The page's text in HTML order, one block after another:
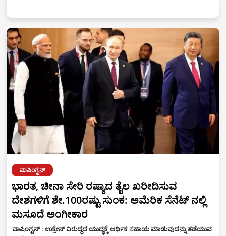
ವಾಷಿಂಗ್ಟನ್
ಭಾರತ, ಚೀನಾ ಸೇರಿ ರಷ್ಯಾದ ತೈಲ ಖರೀದಿಸುವ
ದೇಶಗಳಿಗೆ ಶೇ.100ರಷ್ಟು ಸುಂಕ: ಅಮೆರಿಕ ಸೆನೆಟ್ ನಲ್ಲಿ
ಮಸೂದೆ ಅಂಗೀಕಾರ
ವಾಷಿಂಗ್ಟನ್ : ಉಕ್ರೇನ್ ವಿರುದ್ಧದ ಯುದ್ಧಕ್ಕೆ ಆರ್ಥಿಕ ಸಹಾಯ ಮಾಡುವುದನ್ನು ತಡೆಯುವ